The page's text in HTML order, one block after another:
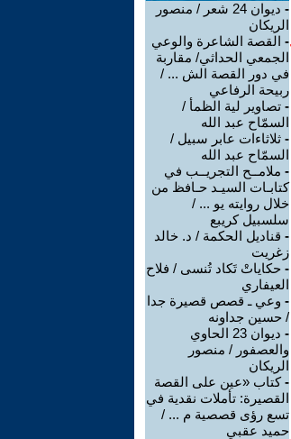
-
ديوان 24 شعر / منصور
الريكان
- القصة الشاعرة والوعي
الجمعي الحداثي/ مقاربة
في دور القصة الش ... /
ربيحة الرفاعي
- تصاوير لية الظمأ /
السمّاح عبد الله
- ثلاثاءات عابر سبيل /
السمّاح عبد الله
- ملامــح التجريــب في
كتابـات السيـد حـافظ من
خلال روايته يو ... /
سلسبيل كريبع
- قناديل الحكمة / د. خالد
زغريت
- حكاياتْ تَكاد تُنسى / فلاح
العيفاري
- وعي ـ قصص قصيرة جدا
/ حسين جداونه
-
ديوان 23 الحاوي
والعصفور / منصور
الريكان
-كتاب «عين على القصة
القصيرة: تأملات نقدية في
تسع رؤى قصصية م ... /
حميد عقبي